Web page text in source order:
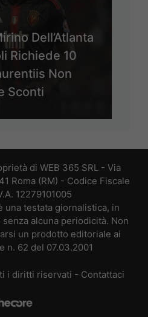
Dell’Atlanta
Richiede 10
Non
Sconti
di WEB 365 SRL - Via
Roma (RM) - Codice Fiscale
12279101005
una testata giornalistica, in
alcuna periodicità. Non
un prodotto editoriale ai
n. 62 del 07.03.2001
i diritti riservati - Contattaci